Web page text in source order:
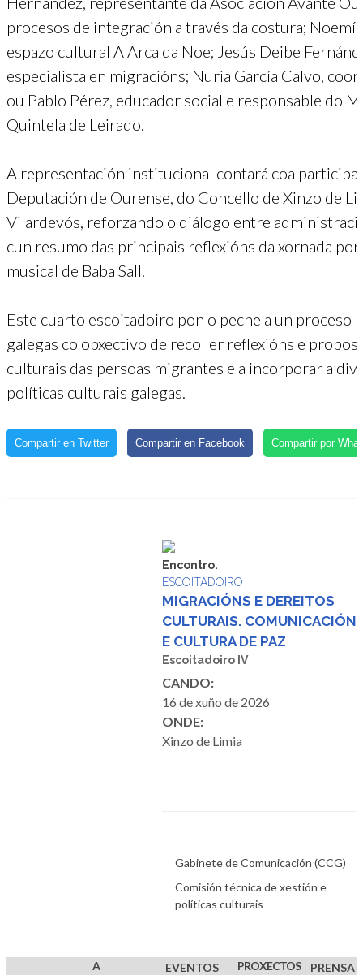
procesos de integración a través da costura;
espazo cultural A Arca da Noe; Jesús Deibe
especialista en migracións; Nuria García Calvo,
ou Pablo Pérez, educador social e responsable do
Quintela de Leirado.
A representación institucional contará coa
Deputación de Ourense, do Concello de Xinzo de
Vilardevós, reforzando o diálogo entre
cun resumo das principais reflexións da xornada
musical de Baba Sall.
Este cuarto escoitadoiro pon o peche a un
galegas co obxectivo de recoller reflexións e
culturais das persoas migrantes e a incorporar a
políticas culturais galegas.
Compartir en Twitter Compartir en Facebook Compartir por
Encontro.
ESCOITADOIRO
MIGRACIÓNS E DEREITOS
CULTURAIS. COMUNICACIÓN
E CULTURA DE PAZ
Escoitadoiro IV
CANDO:
16 de xuño de 2026
ONDE:
Xinzo de Limia
Gabinete de Comunicación (CCG)
Comisión técnica de xestión e
políticas culturais
A
EVENTOS
PROXECTOS
PRENSA